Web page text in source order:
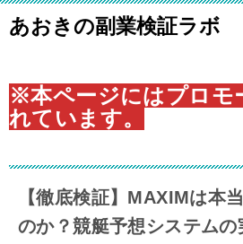
あおきの副業検証ラボ
※本ページにはプロモ
れています。
【徹底検証】MAXIMは本
のか？競艇予想システム